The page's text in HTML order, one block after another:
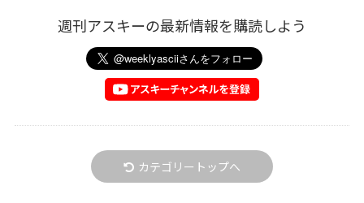
週刊アスキーの最新情報を購読しよう
カテゴリートップへ